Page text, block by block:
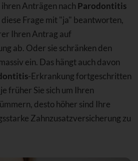
Anträgen nach Parodontitis
diese Frage mit "ja" beantworten,
Ihren Antrag auf
ab. Oder sie schränken den
ein. Das hängt auch davon
-Erkrankung fortgeschritten
früher Sie sich um Ihren
desto höher sind Ihre
Zahnzusatzversicherung zu